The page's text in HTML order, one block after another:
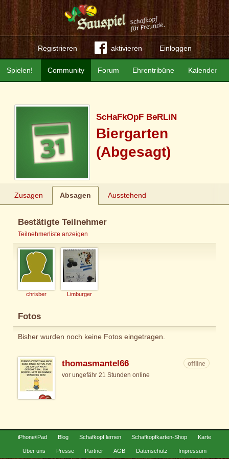
Registrieren aktivieren Einloggen
Community Forum Ehrentribüne Kalender
Spielen!
ScHaFkOpF BeRLiN
Biergarten
(Abgesagt)
Zusagen Absagen Ausstehend
Bestätigte Teilnehmer
Teilnehmerliste anzeigen
chrisber Limburger
Fotos
Bisher wurden noch keine Fotos eingetragen.
thomasmantel66
offline
vor ungefähr 21 Stunden online
iPhone/iPad Blog Schafkopf lernen Schafkopfkarten-Shop Karte
Über uns Presse Partner AGB Datenschutz Impressum